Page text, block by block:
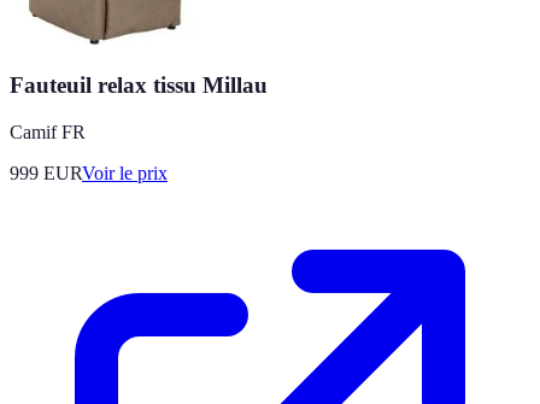
Fauteuil relax tissu Millau
Camif FR
999 EURVoir le prix